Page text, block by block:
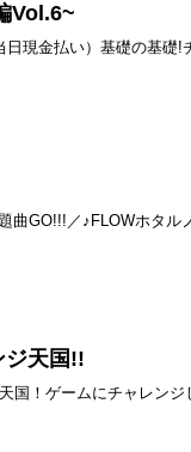
Vol.6~
現金払い）基礎の基礎!
GO!!!／♪FLOWホタル
ジ天国!!
国！ゲームにチャレン